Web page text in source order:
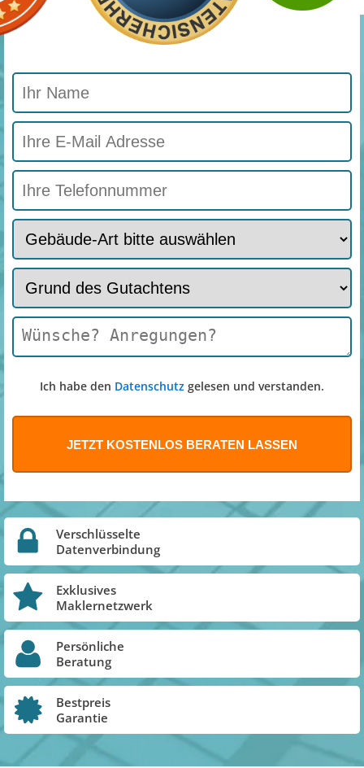
Ich habe den Datenschutz gelesen und verstanden.
Verschlüsselte
Datenverbindung
Exklusives
Maklernetzwerk
Persönliche
Beratung
Bestpreis
Garantie